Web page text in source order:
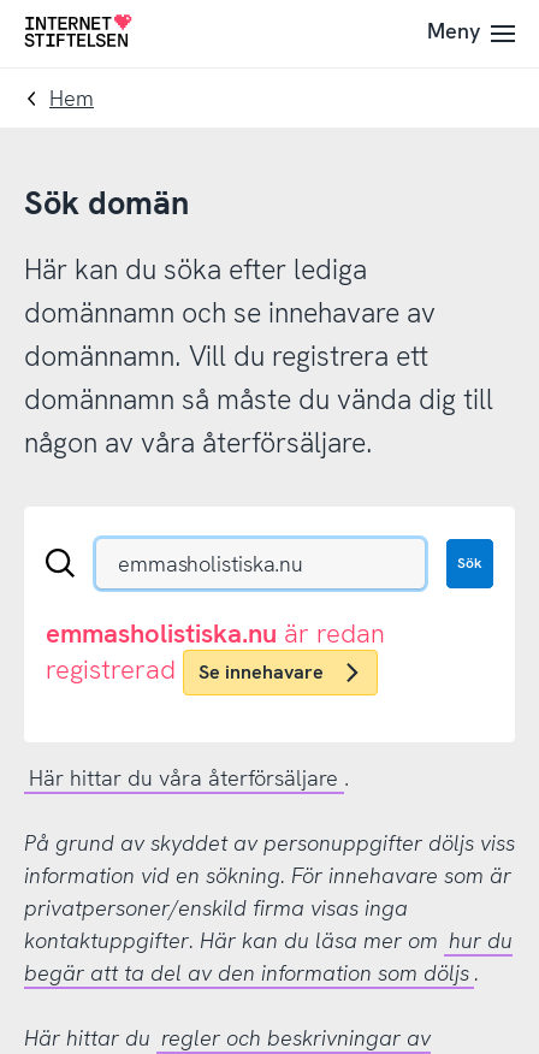
Till
navigering
Till
innehåll
Till
Meny
Hem
Sök domän
Här kan du söka efter lediga
domännamn och se innehavare av
domännamn. Vill du registrera ett
domännamn så måste du vända dig till
någon av våra återförsäljare.
Sök
eller
domän
Sök
emmasholistiska.nu är redan
registrerad
Se innehavare
Här hittar du våra återförsäljare .
På grund av skyddet av personuppgifter döljs viss
information vid en sökning. För innehavare som är
privatpersoner/enskild firma visas inga
kontaktuppgifter. Här kan du läsa mer om hur du
begär att ta del av den information som döljs .
Här hittar du regler och beskrivningar av